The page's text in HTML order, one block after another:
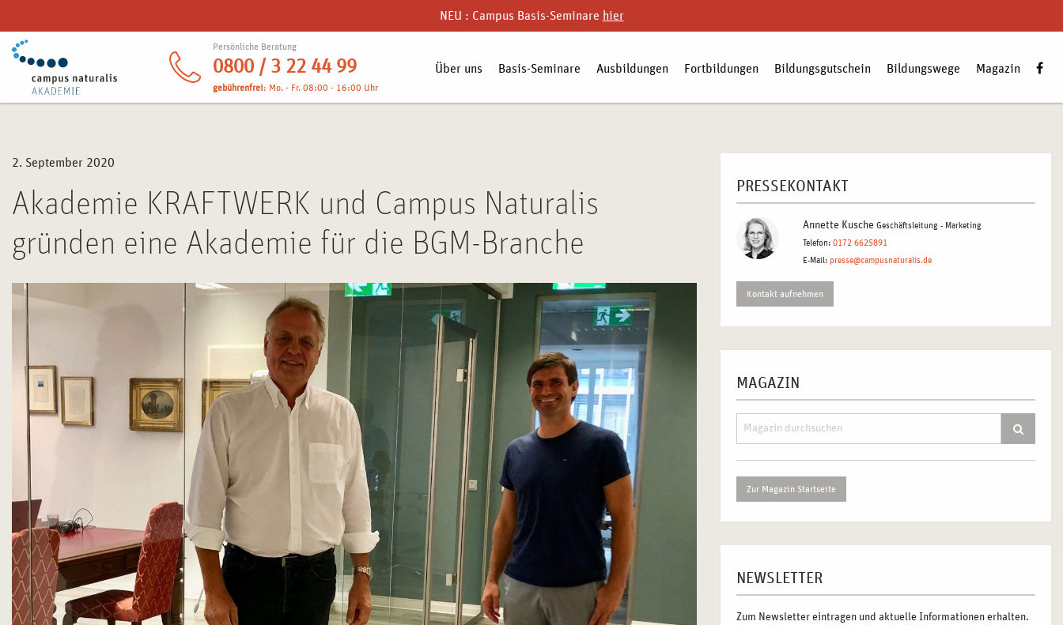
NEU : Campus Basis-Seminare hier
Persönliche Beratung
0800 / 3 22 44 99
gebührenfrei: Mo. - Fr. 08:00 - 16:00 Uhr
Über uns Basis-Seminare Ausbildungen Fortbildungen Bildungsgutschein Bildungswege Magazin
2. September 2020
Akademie KRAFTWERK und Campus Naturalis
gründen eine Akademie für die BGM-Branche
PRESSEKONTAKT
Annette Kusche Geschäftsleitung - Marketing
Telefon: 0172 6625891
E-Mail: presse@campusnaturalis.de
Kontakt aufnehmen
MAGAZIN
Zur Magazin Startseite
NEWSLETTER
Zum Newsletter eintragen und aktuelle Informationen erhalten.